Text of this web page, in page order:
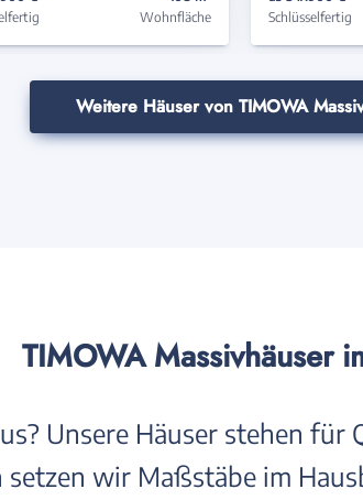
Wohnfläche
Schlüsselfertig
Weitere Häuser von TIMOWA
TIMOWA Massivhäuser
Unsere Häuser stehen
setzen wir Maßstäbe im